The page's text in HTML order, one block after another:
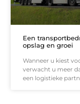
Een
opslag en groei
Wanneer u kiest
verwacht u meer
een logistieke